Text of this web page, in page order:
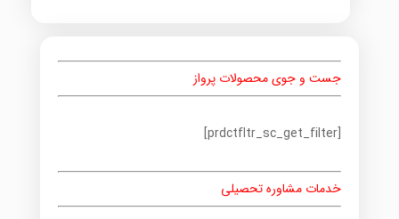
جست و جوی محصولات پرواز
[prdctfltr_sc_get_filter]
خدمات مشاوره تحصیلی